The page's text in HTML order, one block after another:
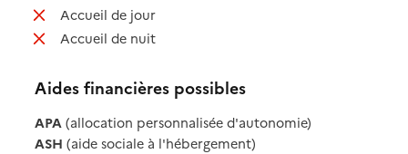
Accueil de jour: non disponible
Accueil de nuit: non disponible
Aides financières possibles
APA (allocation personnalisée d'autonomie)
ASH (aide sociale à l'hébergement)